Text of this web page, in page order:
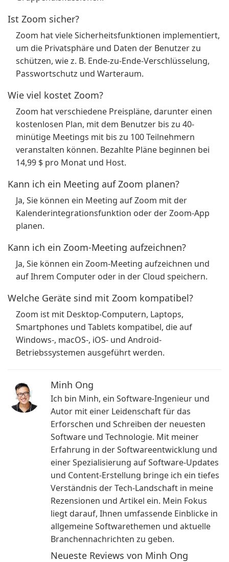
Ist Zoom sicher?
Zoom hat viele Sicherheitsfunktionen implementiert,
um die Privatsphäre und Daten der Benutzer zu
schützen, wie z. B. Ende-zu-Ende-Verschlüsselung,
Passwortschutz und Warteraum.
Wie viel kostet Zoom?
Zoom hat verschiedene Preispläne, darunter einen
kostenlosen Plan, mit dem Benutzer bis zu 40-
minütige Meetings mit bis zu 100 Teilnehmern
veranstalten können. Bezahlte Pläne beginnen bei
14,99 $ pro Monat und Host.
Kann ich ein Meeting auf Zoom planen?
Ja, Sie können ein Meeting auf Zoom mit der
Kalenderintegrationsfunktion oder der Zoom-App
planen.
Kann ich ein Zoom-Meeting aufzeichnen?
Ja, Sie können ein Zoom-Meeting aufzeichnen und
auf Ihrem Computer oder in der Cloud speichern.
Welche Geräte sind mit Zoom kompatibel?
Zoom ist mit Desktop-Computern, Laptops,
Smartphones und Tablets kompatibel, die auf
Windows-, macOS-, iOS- und Android-
Betriebssystemen ausgeführt werden.
Minh Ong
Ich bin Minh, ein Software-Ingenieur und
Autor mit einer Leidenschaft für das
Erforschen und Schreiben der neuesten
Software und Technologie. Mit meiner
Erfahrung in der Softwareentwicklung und
einer Spezialisierung auf Software-Updates
und Content-Erstellung bringe ich ein tiefes
Verständnis der Tech-Landschaft in meine
Rezensionen und Artikel ein. Mein Fokus
liegt darauf, Ihnen umfassende Einblicke in
allgemeine Softwarethemen und aktuelle
Branchennachrichten zu geben.
Neueste Reviews von Minh Ong